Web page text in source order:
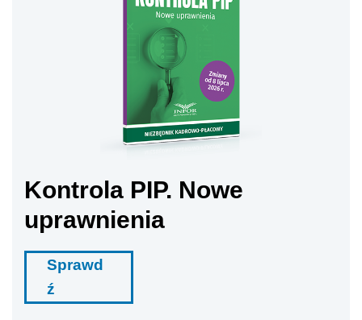
Kontrola PIP. Nowe
uprawnienia
Sprawd
ź